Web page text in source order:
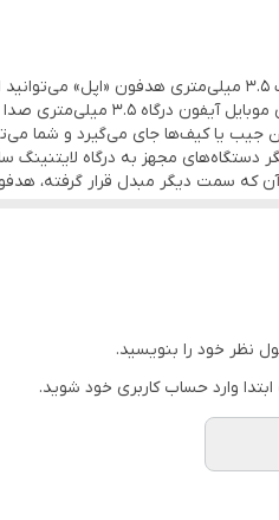
نسل جدید در
جیب یا کیف‌ها جای می‌گیرد و شما
دستگاه‌های مجهز به درگاه
نظر خود را بنویسید.
وارد حساب کاربری خود شوید.